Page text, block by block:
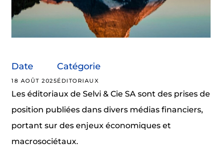
Date
18 AOÛT 2025
Catégorie
ÉDITORIAUX
Les éditoriaux de Selvi & Cie SA sont des prises de
position publiées dans divers médias financiers,
portant sur des enjeux économiques et
macrosociétaux.